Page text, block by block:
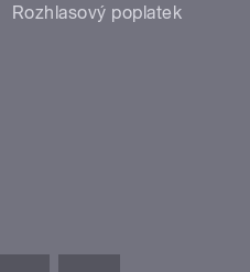
Rozhlasový poplatek